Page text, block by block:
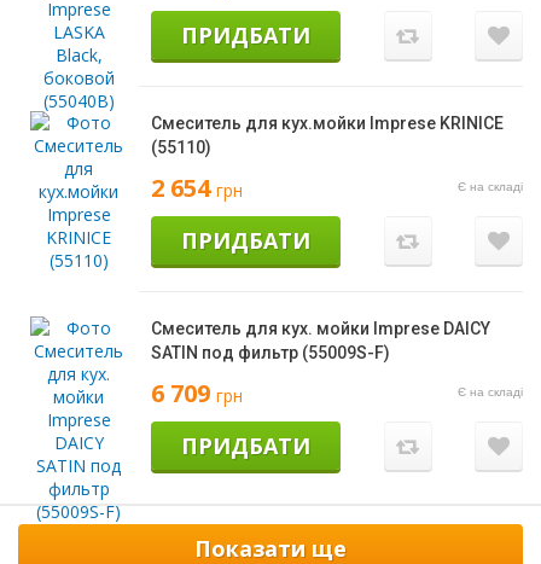
ПРИДБАТИ
Смеситель для кух.мойки Imprese KRINICE
(55110)
2 654 грн Є на складі
ПРИДБАТИ
Смеситель для кух. мойки Imprese DAICY
SATIN под фильтр (55009S-F)
6 709 грн Є на складі
ПРИДБАТИ
Показати ще